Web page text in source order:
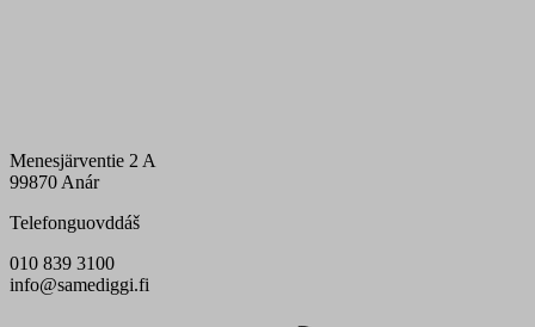
Menesjärventie 2 A
99870 Anár
Telefonguovddáš
010 839 3100
info@samediggi.fi